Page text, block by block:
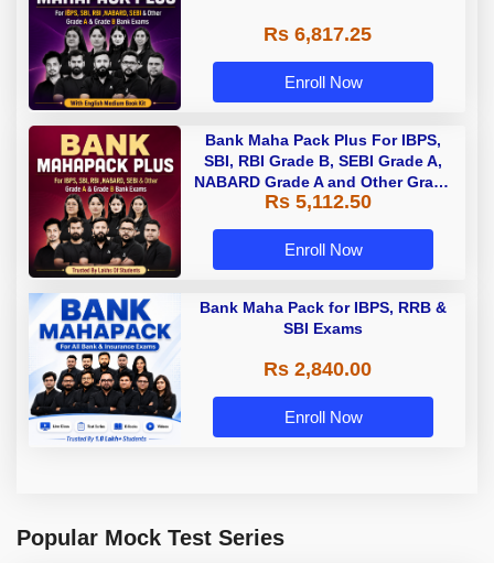
Rs 6,817.25
Enroll Now
Bank Maha Pack Plus For IBPS,
SBI, RBI Grade B, SEBI Grade A,
NABARD Grade A and Other Grade
A & Grade B Bank Exams
Rs 5,112.50
Enroll Now
Bank Maha Pack for IBPS, RRB &
SBI Exams
Rs 2,840.00
Enroll Now
Popular Mock Test Series